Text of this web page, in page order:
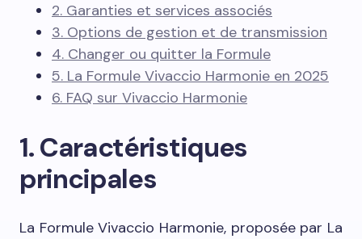
2. Garanties et services associés
3. Options de gestion et de transmission
4. Changer ou quitter la Formule
5. La Formule Vivaccio Harmonie en 2025
6. FAQ sur Vivaccio Harmonie
1. Caractéristiques
principales
La Formule Vivaccio Harmonie, proposée par La